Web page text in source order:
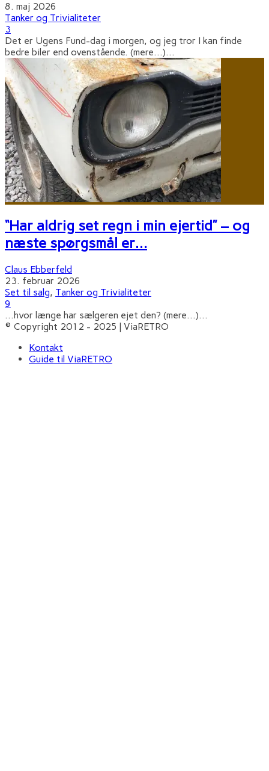
8. maj 2026
Tanker og Trivialiteter
3
Det er Ugens Fund-dag i morgen, og jeg tror I kan finde
bedre biler end ovenstående. (mere…)...
“Har aldrig set regn i min ejertid” – og
næste spørgsmål er…
Claus Ebberfeld
23. februar 2026
Set til salg, Tanker og Trivialiteter
9
...hvor længe har sælgeren ejet den? (mere…)...
© Copyright 2012 - 2025 | ViaRETRO
Kontakt
Guide til ViaRETRO